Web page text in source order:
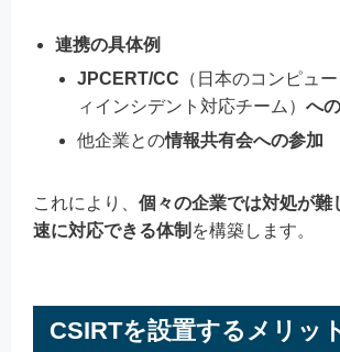
連携の具体例
JPCERT/CC （日本のコンピュ
ィインシデント対応チーム） へ
他企業との情報共有会への参加
これにより、 個々の企業では対処が難
速に対応できる体制 を構築します。
CSIRTを設置するメリッ